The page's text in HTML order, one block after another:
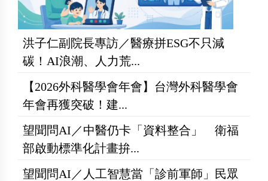
洪子仁副院長專訪／醫療拼ESG不只減
碳！AI浪潮、人力荒...
【2026外科醫學會年會】台灣外科醫學會
年會再獲突破！建...
望聞問AI／中醫仍卡「資料整合」 衛福
部啟動標準化計畫拚...
望聞問AI／人工智慧當「診前軍師」民眾